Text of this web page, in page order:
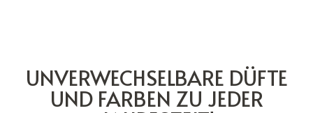
UNVERWECHSELBARE DÜFTE
UND FARBEN ZU JEDER